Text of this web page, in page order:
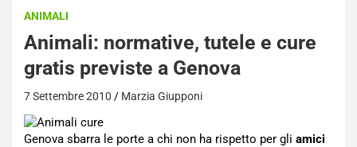
ANIMALI
Animali: normative, tutele e cure
gratis previste a Genova
7 Settembre 2010 Marzia Giupponi
Genova sbarra le porte a chi non ha rispetto per gli amici